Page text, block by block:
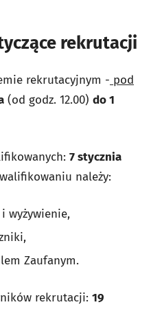
rekrutacji
rekrutacyjnym - pod
(od godz. 12.00) do 1
7 stycznia
należy:
wyżywienie,
Zaufanym.
rekrutacji: 19